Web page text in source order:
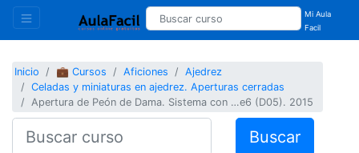
Mi Aula
Facil
Inicio 💼 Cursos Aficiones
Ajedrez
Celadas y miniaturas en ajedrez. Aperturas cerradas
Apertura de Peón de Dama. Sistema con …e6 (D05). 2015
Buscar